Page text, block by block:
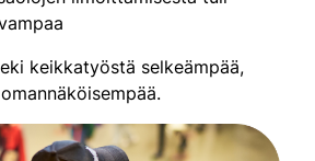
keikkatyöstä selkeämpää,